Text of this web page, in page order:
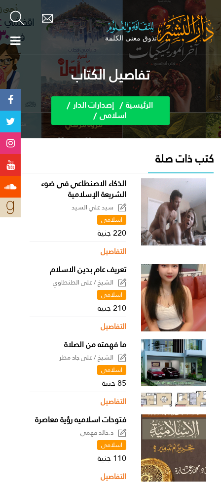
تفاصيل الكتاب
الرئيسية إصدارات الدار
اسلامى
كتب ذات صلة
الذكاء الاصنطاعي في ضوء
الشريعة الإسلامية
سيد علي السيد
اسلامى
220 جنية
التفاصيل
تعريف عام بدين الاسلام
الشيخ / على الطنطاوي
اسلامى
210 جنية
التفاصيل
ما فهمته من الصلاة
الشيخ / على جاد مطر
اسلامى
85 جنية
التفاصيل
فتوحات اسلاميه رؤية معاصرة
د.خالد فهمي
اسلامى
110 جنية
التفاصيل